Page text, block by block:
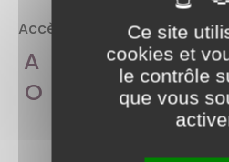
Accès aux rubriques par
A D E F G H
O
R S T U
Ce site
cookies et
le contrôle
que vous